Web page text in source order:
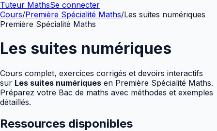
Tuteur MathsSe connecter
Cours/Première Spécialité Maths/Les suites numériques
Première Spécialité Maths
Les suites numériques
Cours complet, exercices corrigés et devoirs interactifs
sur Les suites numériques en Première Spécialité Maths.
Préparez votre Bac de maths avec méthodes et exemples
détaillés.
Ressources disponibles